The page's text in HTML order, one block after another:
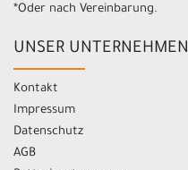
*Oder nach Vereinbarung.
UNSER UNTERNEHMEN
Kontakt
Impressum
Datenschutz
AGB